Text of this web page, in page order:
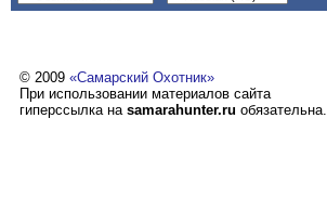
© 2009 «Самарский Охотник»
При использовании материалов сайта
гиперссылка на samarahunter.ru обязательна.